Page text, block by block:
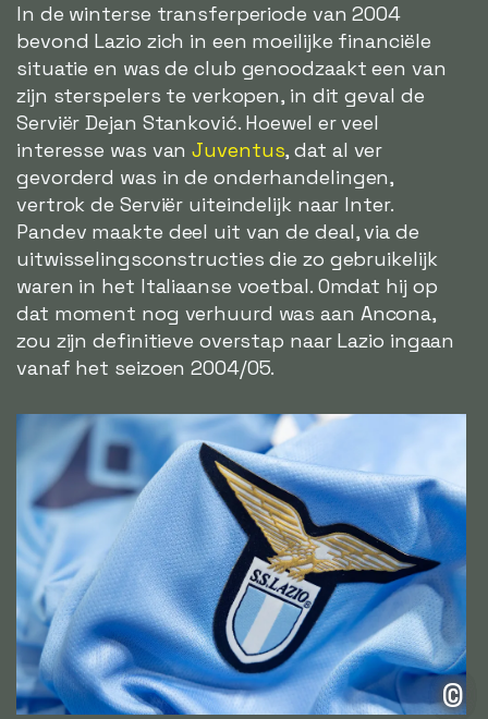
In de winterse transferperiode van 2004
bevond Lazio zich in een moeilijke financiële
situatie en was de club genoodzaakt een van
zijn sterspelers te verkopen, in dit geval de
Serviër Dejan Stanković. Hoewel er veel
interesse was vanJuventus, dat al ver
gevorderd was in de onderhandelingen,
vertrok de Serviër uiteindelijk naar Inter.
Pandev maakte deel uit van de deal, via de
uitwisselingsconstructies die zo gebruikelijk
waren in het Italiaanse voetbal. Omdat hij op
dat moment nog verhuurd was aan Ancona,
zou zijn definitieve overstap naar Lazio ingaan
vanaf het seizoen 2004/05.
©